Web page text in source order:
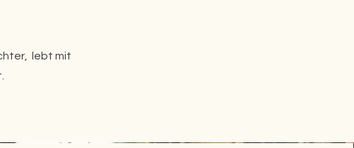
lebt mit